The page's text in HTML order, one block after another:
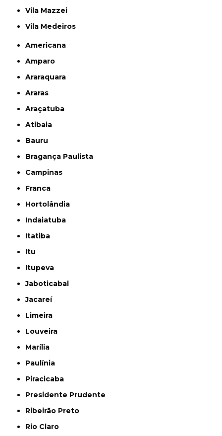
Vila Mazzei
Vila Medeiros
Americana
Amparo
Araraquara
Araras
Araçatuba
Atibaia
Bauru
Bragança Paulista
Campinas
Franca
Hortolândia
Indaiatuba
Itatiba
Itu
Itupeva
Jaboticabal
Jacareí
Limeira
Louveira
Marília
Paulínia
Piracicaba
Presidente Prudente
Ribeirão Preto
Rio Claro